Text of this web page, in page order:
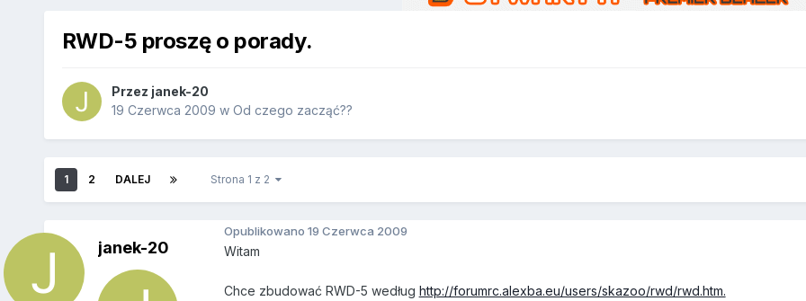
RWD-5 proszę o porady.
Przez janek-20
19 Czerwca 2009 w Od czego zacząć??
1 2 DALEJ Strona 1 z 2
janek-20
Opublikowano 19 Czerwca 2009
Witam
Chce zbudować RWD-5 według http://forumrc.alexba.eu/users/skazoo/rwd/rwd.htm.